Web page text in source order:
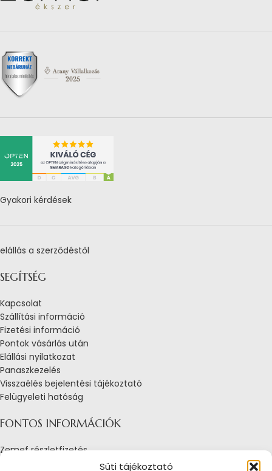
Süti tájékoztató
Gyakori kérdések
elállás a szerződéstől
SEGÍTSÉG
Kapcsolat
Szállítási információ
Fizetési információ
Pontok vásárlás után
Elállási nyilatkozat
Panaszkezelés
Visszaélés bejelentési tájékoztató
Felügyeleti hatóság
FONTOS INFORMÁCIÓK
Zemef részletfizetés
Adatkezelési tájékoztató